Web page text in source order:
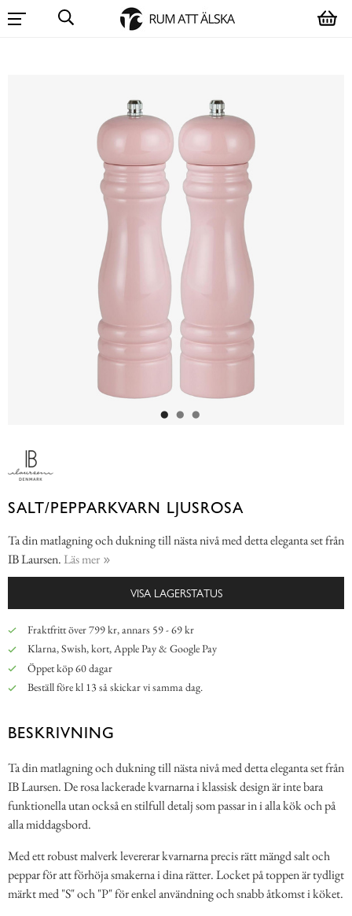
SALT/PEPPARKVARN LJUSROSA
Ta din matlagning och dukning till nästa nivå med detta eleganta set från
IB Laursen. Läs mer
VISA LAGERSTATUS
Fraktfritt över 799 kr, annars 59 - 69 kr
Klarna, Swish, kort, Apple Pay & Google Pay
Öppet köp 60 dagar
Beställ före kl 13 så skickar vi samma dag.
BESKRIVNING
Ta din matlagning och dukning till nästa nivå med detta eleganta set från
IB Laursen. De rosa lackerade kvarnarna i klassisk design är inte bara
funktionella utan också en stilfull detalj som passar in i alla kök och på
alla middagsbord.
Med ett robust malverk levererar kvarnarna precis rätt mängd salt och
peppar för att förhöja smakerna i dina rätter. Locket på toppen är tydligt
märkt med "S" och "P" för enkel användning och snabb åtkomst i köket.